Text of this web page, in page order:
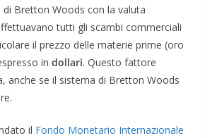
Bretton Woods con la valuta
tutti gli scambi commerciali
il prezzo delle materie prime (oro
in dollari. Questo fattore
anche se il sistema di Bretton Woods
il Fondo Monetario Internazionale